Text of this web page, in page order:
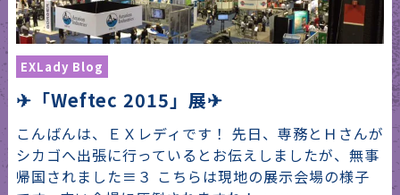
EXLady Blog
✈「Weftec 2015」展✈
こんばんは、ＥＸレディです！ 先日、専務とＨさんが
シカゴへ出張に行っているとお伝えしましたが、無事
帰国されました≡３ こちらは現地の展示会場の様子